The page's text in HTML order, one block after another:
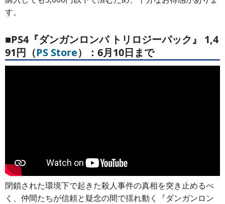
す。
■PS4『ダンガンロンパ トリロジーパック』 1,4
91円（PS Store）：6月10日まで
閉鎖された環境下で起きた殺人事件の真相を突き止めるべ
く、仲間たちが信頼と疑念の間で揺れ動く『ダンガンロン